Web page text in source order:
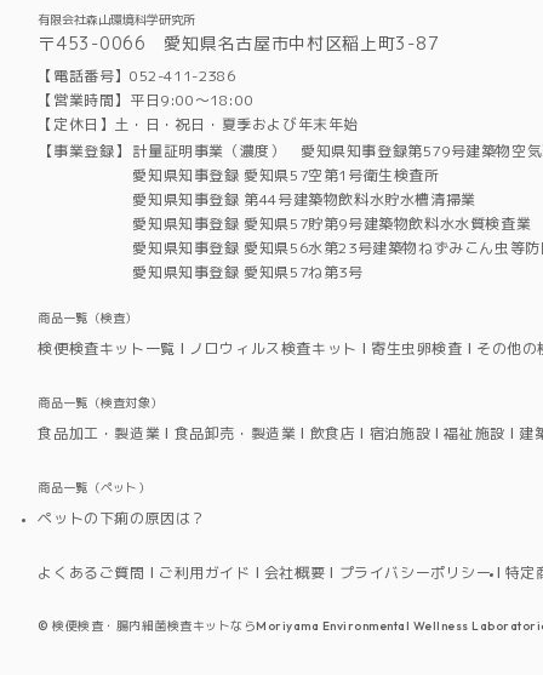
有限会社森山環境科学研究所
〒453-0066 愛知県名古屋市中村区稲上町3-87
【電話番号】052-411-2386
【営業時間】平日9:00～18:00
【定休日】土・日・祝日・夏季および年末年始
【事業登録】 計量証明事業（濃度） 愛知県知事登録第579号建築物空
愛知県知事登録 愛知県57空第1号衛生検査所
愛知県知事登録 第44号建築物飲料水貯水槽清掃業
愛知県知事登録 愛知県57貯第9号建築物飲料水水質検査業
愛知県知事登録 愛知県56水第23号建築物ねずみこん虫等
愛知県知事登録 愛知県57ね第3号
商品一覧（検査）
検便検査キット一覧 ノロウィルス検査キット 寄生虫卵検査 その他の
商品一覧（検査対象）
食品加工・製造業 食品卸売・製造業 飲食店 宿泊施設 福祉施設 建
商品一覧（ペット）
ペットの下痢の原因は？
よくあるご質問 ご利用ガイド 会社概要 プライバシーポリシー 特定
©検便検査・腸内細菌検査キットならMoriyama Environmental Wellness